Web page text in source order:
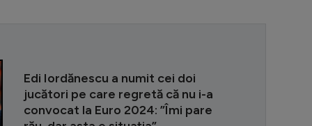
Edi Iordănescu a numit cei doi
jucători pe care regretă că nu i-a
convocat la Euro 2024: ”Îmi pare